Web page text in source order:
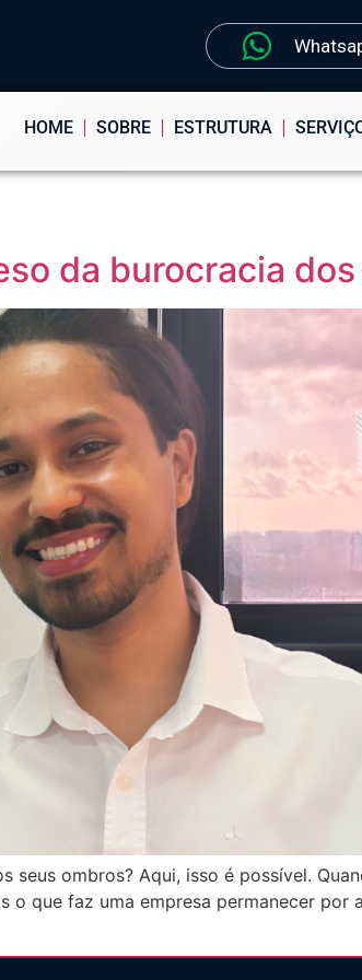
HOME SOBRE ESTRUTURA
da burocracia
ombros? Aqui, isso é possível.
que faz uma empresa permanecer por